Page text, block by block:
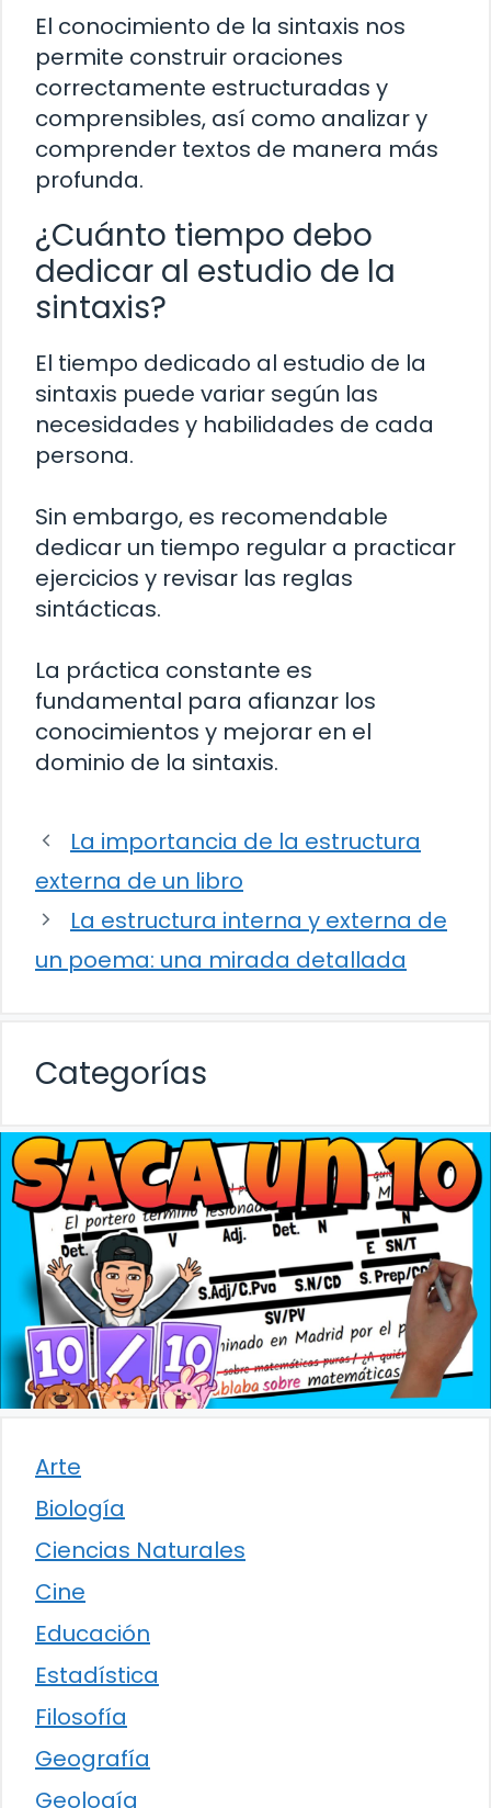
El conocimiento de la sintaxis nos
permite construir oraciones
correctamente estructuradas y
comprensibles, así como analizar y
comprender textos de manera más
profunda.
¿Cuánto tiempo debo
dedicar al estudio de la
sintaxis?
El tiempo dedicado al estudio de la
sintaxis puede variar según las
necesidades y habilidades de cada
persona.
Sin embargo, es recomendable
dedicar un tiempo regular a practicar
ejercicios y revisar las reglas
sintácticas.
La práctica constante es
fundamental para afianzar los
conocimientos y mejorar en el
dominio de la sintaxis.
La importancia de la estructura
externa de un libro
La estructura interna y externa de
un poema: una mirada detallada
Categorías
Arte
Biología
Ciencias Naturales
Cine
Educación
Estadística
Filosofía
Geografía
Geología